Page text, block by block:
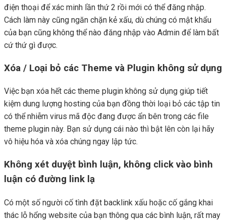
điện thoại để xác minh lần thứ 2 rồi mới có thể đăng nhập.
Cách làm này cũng ngăn chặn kẻ xấu, dù chúng có mật khẩu
của bạn cũng không thể nào đăng nhập vào Admin để làm bất
cứ thứ gì được.
Xóa / Loại bỏ các Theme và Plugin không sử dụng
Việc bạn xóa hết các theme plugin không sử dụng giúp tiết
kiệm dung lượng hosting của bạn đồng thời loại bỏ các tập tin
có thể nhiễm virus mã độc đang được ẩn bên trong các file
theme plugin này. Bạn sử dụng cái nào thì bật lên còn lại hãy
vô hiệu hóa và xóa chúng ngay lập tức.
Không xét duyệt bình luận, không click vào bình
luận có đường link lạ
Có một số người cố tình đặt backlink xấu hoặc cố gắng khai
thác lỗ hổng website của bạn thông qua các bình luận, rất may